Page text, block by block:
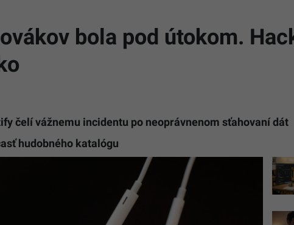
bola pod útokom.
čelí vážnemu incidentu po neoprávnenom sťahovaní dát
hudobného katalógu